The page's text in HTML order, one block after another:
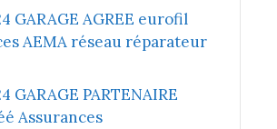
GARAGE AGREE eurofil
AEMA réseau réparateur
GARAGE PARTENAIRE
Assurances